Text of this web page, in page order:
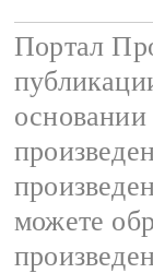
Портал
основании
можете